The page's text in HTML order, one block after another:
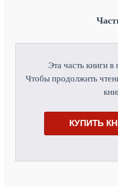
Эта часть книги
Чтобы продолжить
КУПИТЬ